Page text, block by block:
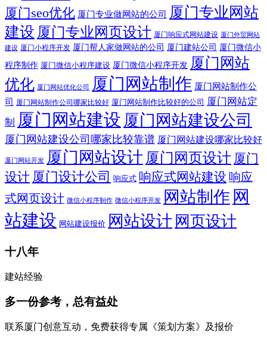
厦门seo优化 厦门专业做网站的公司
厦门专业网站
建设 厦门专业网页设计 厦门响应式网站建设 厦门外贸网站
建设 厦门小程序开发 厦门帮人家做网站的公司 厦门建站公司 厦门微信小
程序制作 厦门微信小程序建设 厦门微信小程序开发 厦门网站
优化 厦门网站优化公司 厦门网站制作 厦门网站制作公
司
厦门网站制作公司哪家比较好 厦门网站制作比较好的公司 厦门网站定
制 厦门网站建设 厦门网站建设公司
厦门网站建设公司哪家比较靠谱 厦门网站建设哪家比较好
厦门网站开发 厦门网站设计 厦门网页设计 厦门
设计 厦门设计公司 响应式 响应式网站建设 响应
式网页设计 微信小程序制作 微信小程序开发 网站制作 网
站建设 网站建设报价 网站设计 网页设计
十八年
建站经验
多一份参考，总有益处
联系厦门创意互动，免费获得专属《策划方案》及报价